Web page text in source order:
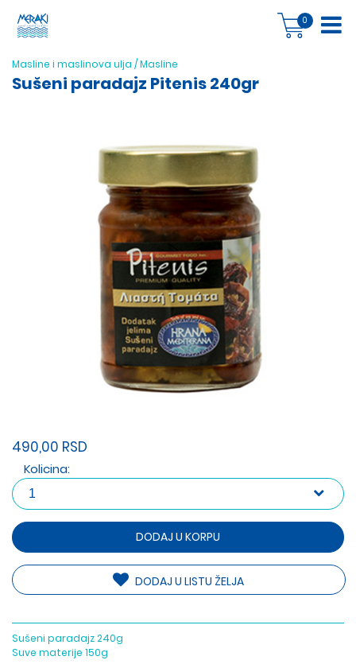
0
Masline i maslinova ulja /Masline
Sušeni paradajz Pitenis 240gr
490,00 RSD
Kolicina:
DODAJ U KORPU
DODAJ U LISTU ŽELJA
Sušeni paradajz 240g
Suve materije 150g